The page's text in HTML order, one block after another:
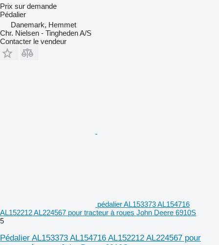
Prix sur demande
Pédalier
Danemark, Hemmet
Chr. Nielsen - Tingheden A/S
Contacter le vendeur
pédalier AL153373 AL154716
AL152212 AL224567 pour tracteur à roues John Deere 6910S
5
Pédalier AL153373 AL154716 AL152212 AL224567 pour